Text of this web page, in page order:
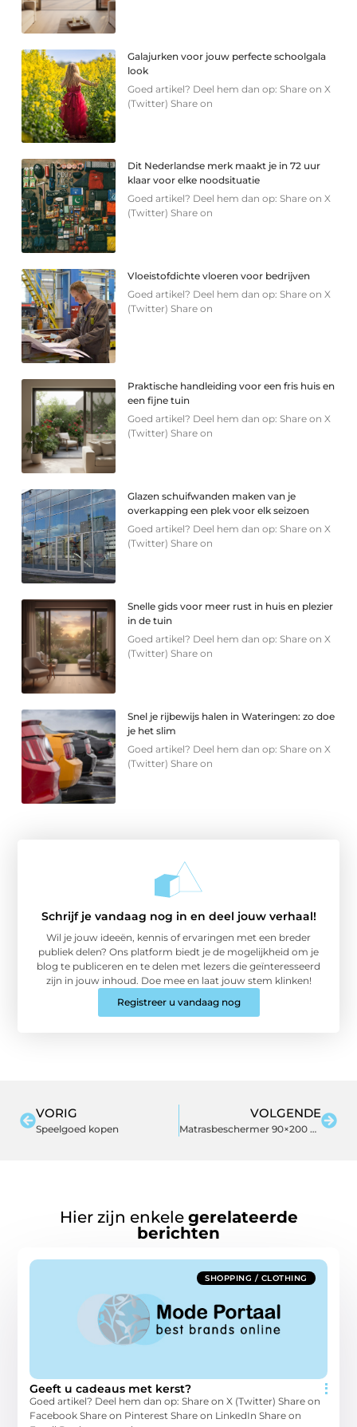
Galajurken voor jouw perfecte schoolgala
look
Goed artikel? Deel hem dan op: Share on X
(Twitter) Share on
Dit Nederlandse merk maakt je in 72 uur
klaar voor elke noodsituatie
Goed artikel? Deel hem dan op: Share on X
(Twitter) Share on
Vloeistofdichte vloeren voor bedrijven
Goed artikel? Deel hem dan op: Share on X
(Twitter) Share on
Praktische handleiding voor een fris huis en
een fijne tuin
Goed artikel? Deel hem dan op: Share on X
(Twitter) Share on
Glazen schuifwanden maken van je
overkapping een plek voor elk seizoen
Goed artikel? Deel hem dan op: Share on X
(Twitter) Share on
Snelle gids voor meer rust in huis en plezier
in de tuin
Goed artikel? Deel hem dan op: Share on X
(Twitter) Share on
Snel je rijbewijs halen in Wateringen: zo doe
je het slim
Goed artikel? Deel hem dan op: Share on X
(Twitter) Share on
Schrijf je vandaag nog in en deel jouw verhaal!
Wil je jouw ideeën, kennis of ervaringen met een breder
publiek delen? Ons platform biedt je de mogelijkheid om je
blog te publiceren en te delen met lezers die geïnteresseerd
zijn in jouw inhoud. Doe mee en laat jouw stem klinken!
Registreer u vandaag nog
VORIG
Speelgoed kopen
VOLGENDE
Matrasbeschermer 90×200 cm
Hier zijn enkele gerelateerde
berichten
SHOPPING / CLOTHING
Geeft u cadeaus met kerst?
Goed artikel? Deel hem dan op: Share on X (Twitter) Share on
Facebook Share on Pinterest Share on LinkedIn Share on